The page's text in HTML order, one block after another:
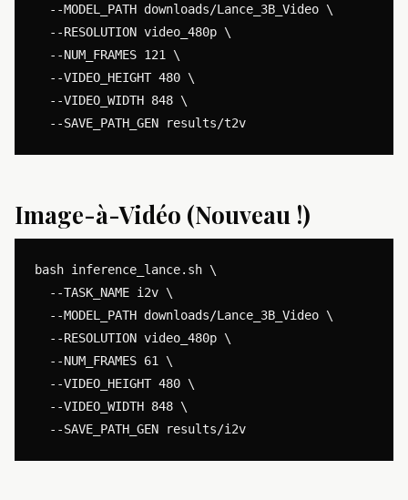
  --MODEL_PATH downloads/Lance_3B_Video \
  --RESOLUTION video_480p \
  --NUM_FRAMES 121 \
  --VIDEO_HEIGHT 480 \
  --VIDEO_WIDTH 848 \
Image-à-Vidéo (Nouveau !)
bash inference_lance.sh \
  --TASK_NAME i2v \
  --MODEL_PATH downloads/Lance_3B_Video \
  --RESOLUTION video_480p \
  --NUM_FRAMES 61 \
  --VIDEO_HEIGHT 480 \
  --VIDEO_WIDTH 848 \